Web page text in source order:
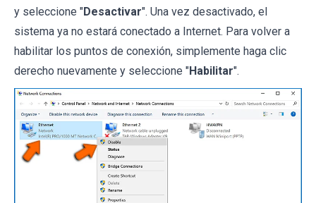
y seleccione "Desactivar". Una vez desactivado, el
sistema ya no estará conectado a Internet. Para volver a
habilitar los puntos de conexión, simplemente haga clic
derecho nuevamente y seleccione "Habilitar".